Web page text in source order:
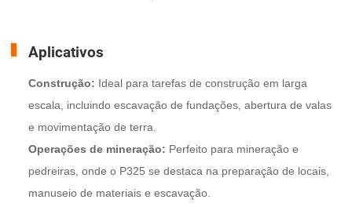
Aplicativos
Construção: Ideal para tarefas de construção em larga
escala, incluindo escavação de fundações, abertura de valas
e movimentação de terra.
Operações de mineração: Perfeito para mineração e
pedreiras, onde o P325 se destaca na preparação de locais,
manuseio de materiais e escavação.